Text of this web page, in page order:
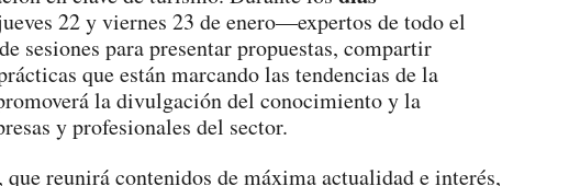
22 y viernes 23 de enero—expertos de todo el
sesiones para presentar propuestas, compartir
que están marcando las tendencias de la
la divulgación del conocimiento y la
y profesionales del sector.
, que reunirá contenidos de máxima actualidad e interés,